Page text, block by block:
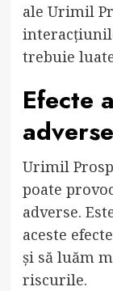
ale Urimil
trebuie
Efecte
adverse
Urimil
poate
adverse.
aceste
și să luăm
riscurile.